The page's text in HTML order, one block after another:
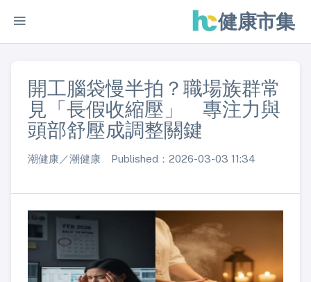
健康市集
開工腦袋慢半拍？職場族群常
見「長假收縮壓」 專注力與
頭部舒壓成調整關鍵
潮健康／潮健康 Published：2026-03-03 11:34